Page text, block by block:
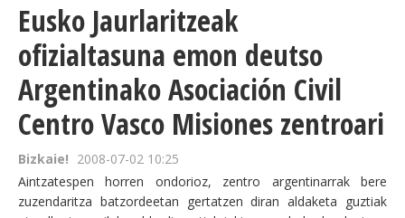
Eusko Jaurlaritzeak
ofizialtasuna emon deutso
Argentinako Asociación Civil
Centro Vasco Misiones zentroari
Bizkaie! 2008-07-02 10:25
Aintzatespen horren ondorioz, zentro argentinarrak bere
zuzendaritza batzordeetan gertatzen diran aldaketa guztiak